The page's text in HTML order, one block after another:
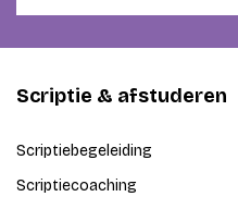
Scriptie & afstuderen
Scriptiebegeleiding
Scriptiecoaching